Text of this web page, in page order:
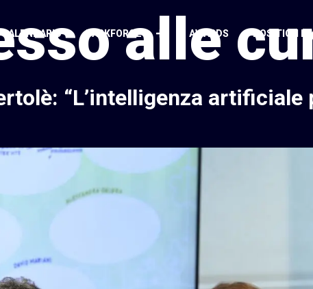
CALENDARIO TASKFORCE AWARDS POSITION
alle
“L’intelligenza artificiale